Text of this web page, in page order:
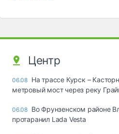
Центр
06.08 На трассе Курск –
метровый мост через реку
06.08 Во Фрунзенском районе
протаранил Lada Vesta